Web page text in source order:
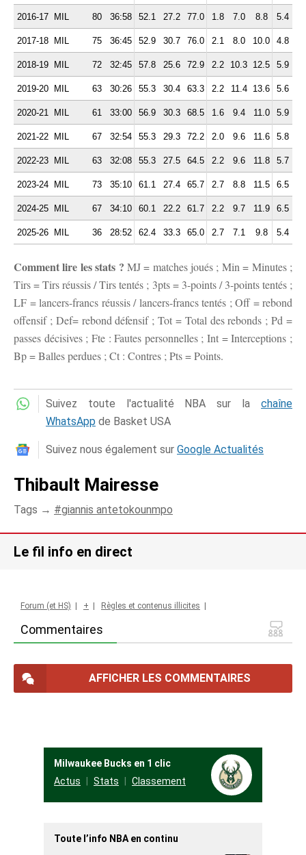
2016-17 MIL 80 36:58 52.1 27.2 77.0 1.8 7.0 8.8 5.4
2017-18 MIL 75 36:45 52.9 30.7 76.0 2.1 8.0 10.0 4.8
2018-19 MIL 72 32:45 57.8 25.6 72.9 2.2 10.3 12.5 5.9
2019-20 MIL 63 30:26 55.3 30.4 63.3 2.2 11.4 13.6 5.6
2020-21 MIL 61 33:00 56.9 30.3 68.5 1.6 9.4 11.0 5.9
2021-22 MIL 67 32:54 55.3 29.3 72.2 2.0 9.6 11.6 5.8
2022-23 MIL 63 32:08 55.3 27.5 64.5 2.2 9.6 11.8 5.7
2023-24 MIL 73 35:10 61.1 27.4 65.7 2.7 8.8 11.5 6.5
2024-25 MIL 67 34:10 60.1 22.2 61.7 2.2 9.7 11.9 6.5
2025-26 MIL 36 28:52 62.4 33.3 65.0 2.7 7.1 9.8 5.4
Comment lire les stats ? MJ = matches joués ; Min = Minutes ;
Tirs = Tirs réussis / Tirs tentés ; 3pts = 3-points / 3-points tentés ;
LF = lancers-francs réussis / lancers-francs tentés ; Off = rebond
offensif ; Def= rebond défensif ; Tot = Total des rebonds ; Pd =
passes décisives ; Fte : Fautes personnelles ; Int = Interceptions ;
Bp = Balles perdues ; Ct : Contres ; Pts = Points.
Suivez toute l'actualité NBA sur la chaîne
WhatsApp de Basket USA
Suivez nous également sur Google Actualités
Thibault Mairesse
Tags → giannis antetokounmpo
Le fil info en direct
Commentaires
Forum (et HS) + Règles et contenus illicites
AFFICHER LES COMMENTAIRES
Milwaukee Bucks en 1 clic
Actus
Stats Classement
Toute l’info NBA en continu